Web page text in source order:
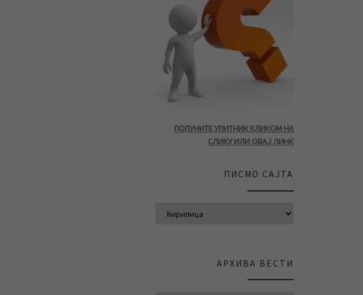
ПОПУНИТЕ УПИТНИК КЛИКОМ НА
СЛИКУ ИЛИ ОВАЈ ЛИНК
ПИСМО САЈТА
АРХИВА ВЕСТИ